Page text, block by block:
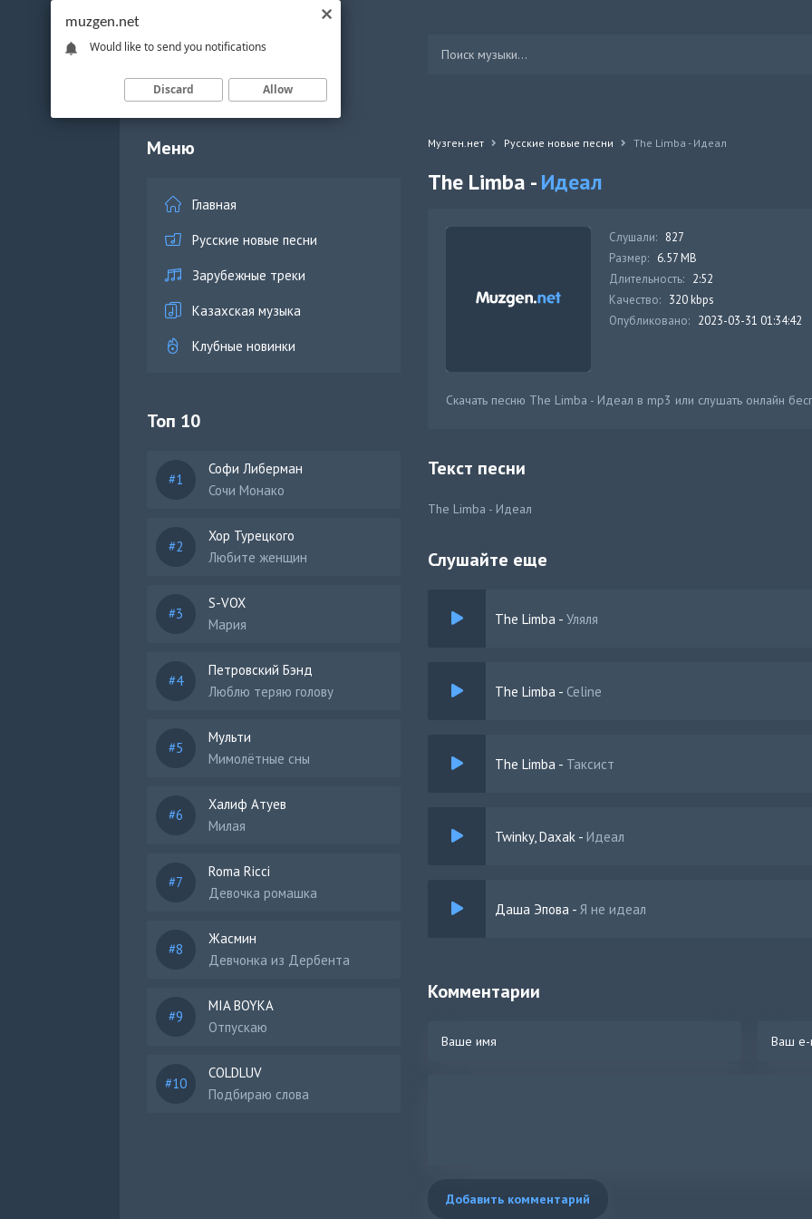
Меню
Главная
Русские новые песни
Зарубежные треки
Казахская музыка
Клубные новинки
Топ 10
Софи Либерман
Сочи Монако
Хор Турецкого
Любите женщин
S-VOX
Мария
Петровский Бэнд
Люблю теряю голову
Мульти
Мимолётные сны
Халиф Атуев
Милая
Roma Ricci
Девочка ромашка
Жасмин
Девчонка из Дербента
MIA BOYKA
Отпускаю
COLDLUV
Подбираю слова
Музген.нет Русские новые песни The Limba - Идеал
The Limba -Идеал
Слушали: 827
Размер: 6.57 MB
Длительность: 2:52
Качество: 320 kbps
Опубликовано: 2023-03-31 01:34:42
Скачать песню The Limba - Идеал в mp3 или слушать онлайн
Текст песни
The Limba - Идеал
Слушайте еще
The Limba - Уляля
The Limba - Celine
The Limba - Таксист
Twinky, Daxak - Идеал
Даша Эпова - Я не идеал
Комментарии
Добавить комментарий
muzgen.net
Would like to send you notifications
Discard Allow